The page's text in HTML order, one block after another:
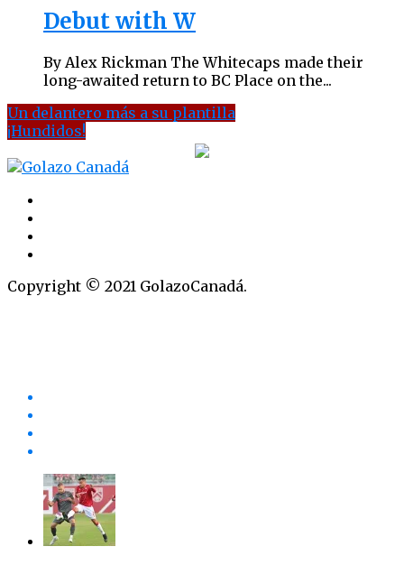
Debut with W
By Alex Rickman The Whitecaps made their
long-awaited return to BC Place on the...
Un delantero más a su plantilla
¡Hundidos!
Copyright © 2021 GolazoCanadá.